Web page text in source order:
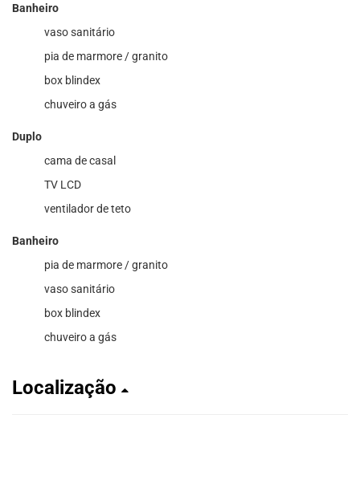
Banheiro
vaso sanitário
pia de marmore / granito
box blindex
chuveiro a gás
Duplo
cama de casal
TV LCD
ventilador de teto
Banheiro
pia de marmore / granito
vaso sanitário
box blindex
chuveiro a gás
Localização